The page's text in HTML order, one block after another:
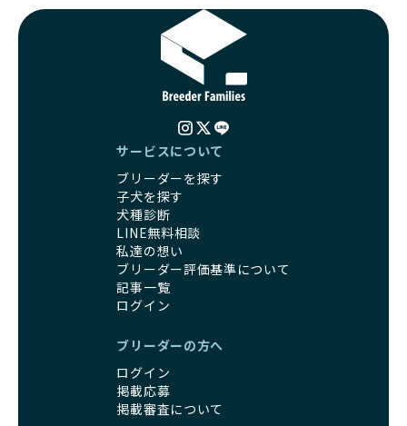
サービスについて
ブリーダーを探す
子犬を探す
犬種診断
LINE無料相談
私達の想い
ブリーダー評価基準について
記事一覧
ログイン
ブリーダーの方へ
ログイン
掲載応募
掲載審査について